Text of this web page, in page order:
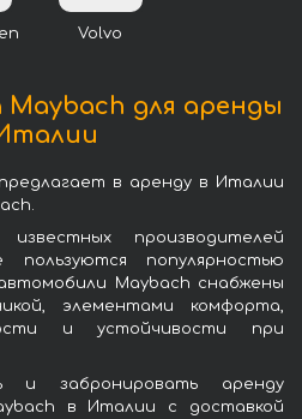
Volvo
для аренды
в аренду в Италии
производителей
пользуются популярностью
Maybach снабжены
элементами комфорта,
и устойчивости при
и забронировать аренду
в Италии с доставкой